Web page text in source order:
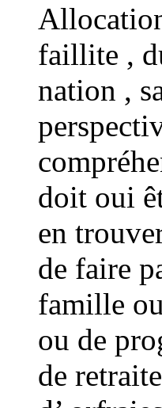
faillite ,
nation ,
doit oui
en
de faire
famille
ou de
de